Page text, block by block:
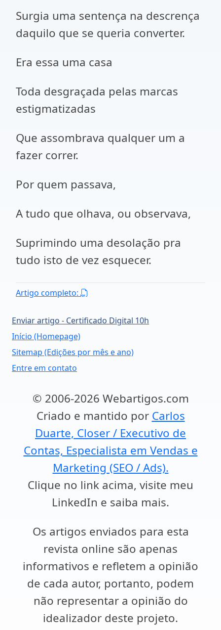
Surgia uma sentença na descrença
daquilo que se queria converter.
Era essa uma casa
Toda desgraçada pelas marcas
estigmatizadas
Que assombrava qualquer um a
fazer correr.
Por quem passava,
A tudo que olhava, ou observava,
Suprimindo uma desolação pra
tudo isto de vez esquecer.
Artigo completo:
Enviar artigo - Certificado Digital 10h
Início (Homepage)
Sitemap (Edições por mês e ano)
Entre em contato
© 2006-2026 Webartigos.com
Criado e mantido por Carlos
Duarte, Closer / Executivo de
Contas, Especialista em Vendas e
Marketing (SEO / Ads).
Clique no link acima, visite meu
LinkedIn e saiba mais.
Os artigos enviados para esta
revista online são apenas
informativos e refletem a opinião
de cada autor, portanto, podem
não representar a opinião do
idealizador deste projeto.